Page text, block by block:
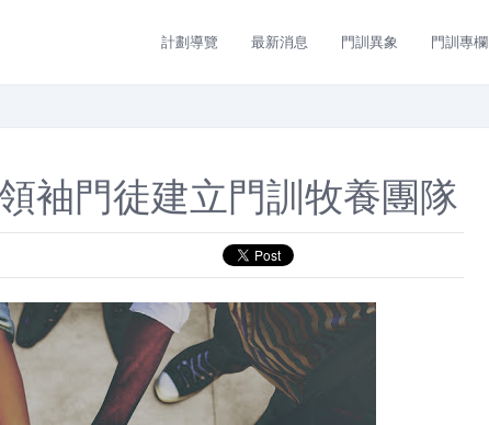
計劃導覽 最新消息 門訓異象 門訓專欄
袖門徒建立門訓牧養團隊